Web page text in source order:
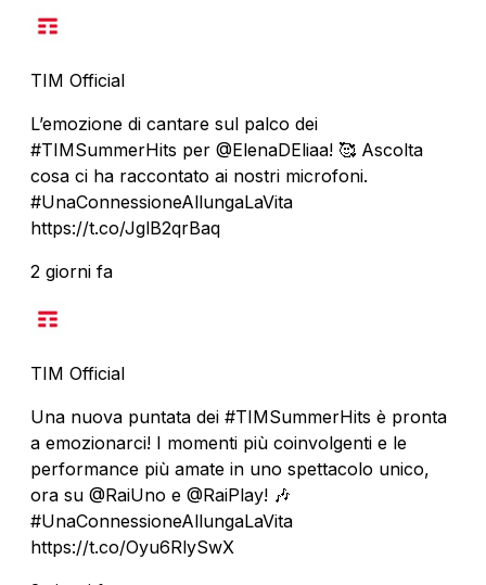
TIM Official
L’emozione di cantare sul palco dei
#TIMSummerHits per @ElenaDEliaa! 🥰 Ascolta
cosa ci ha raccontato ai nostri microfoni.
#UnaConnessioneAllungaLaVita
https://t.co/JglB2qrBaq
2 giorni fa
TIM Official
Una nuova puntata dei #TIMSummerHits è pronta
a emozionarci! I momenti più coinvolgenti e le
performance più amate in uno spettacolo unico,
ora su @RaiUno e @RaiPlay! 🎶
#UnaConnessioneAllungaLaVita
https://t.co/Oyu6RlySwX